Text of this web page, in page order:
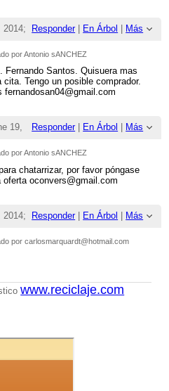
Responder| En Árbol | Más
2014;
DE BARCO PARA DESGUACE
por Antonio sANCHEZ
Fernando Santos. Quisuera mas
Tengo un posible comprador.
fernandosan04@gmail.com
Responder| En Árbol Más
19,
por Antonio sANCHEZ
chatarrizar, por favor póngase
oconvers@gmail.com
Responder| En Árbol | Más
2014;
por carlosmarquardt@hotmail.com
www.reciclaje.com